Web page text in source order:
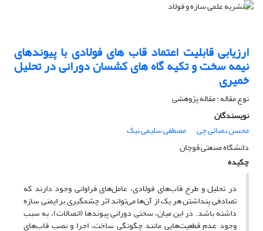
ارزیابی قابلیت اعتماد قاب های فولادی با پیوندهای
نیمه سخت و تکیه گاه های کشسان دورانی در تحلیل
خمیری
نوع مقاله : مقاله پژوهشی
نویسندگان
محسن بمبائی چی
مصطفی سلیمی نیک
دانشگاه صنعتی قوچان
چکیده
در تحلیل و طرح قاب­‌های فولادی، عامل­‌های فراوانی وجود دارند که
تصادفی پنداشتن هر یک از آن­‌ها می‌­تواند اثر چشم­گیری بر ایمنی سازه
داشته باشد. در این میان، سختی دورانی پیوندها (اتصالات)، به سبب
وجود عدم قطعیت‌­هایی مانند چگونگی ساخت، اجرا و نصب قاب­‌های